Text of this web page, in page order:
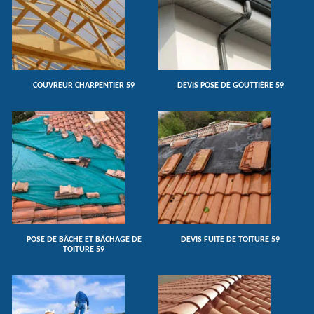
COUVREUR CHARPENTIER 59 DEVIS POSE DE GOUTTIÈRE 59
POSE DE BÂCHE ET BÂCHAGE DE
TOITURE 59
DEVIS FUITE DE TOITURE 59